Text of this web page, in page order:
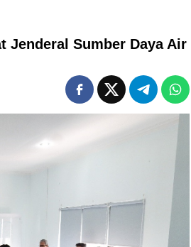
Jenderal Sumber Daya Air